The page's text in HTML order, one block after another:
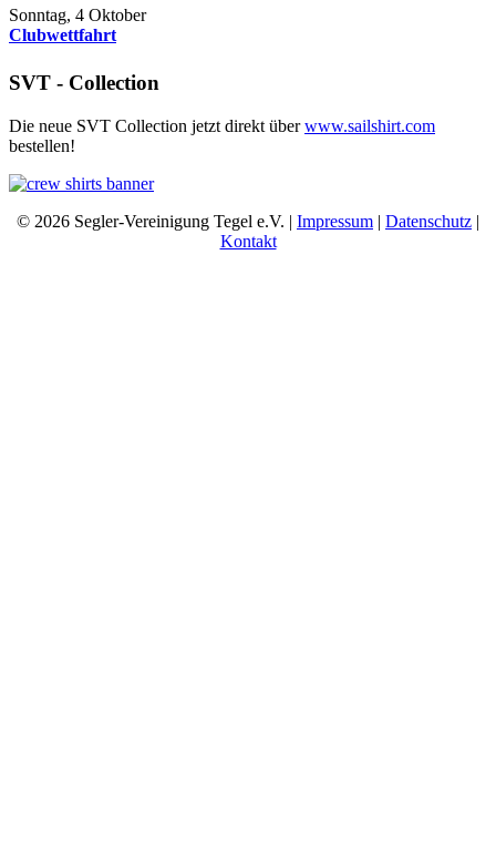
Sonntag, 4 Oktober
Clubwettfahrt
SVT - Collection
Die neue SVT Collection jetzt direkt überwww.sailshirt.com
bestellen!
© 2026 Segler-Vereinigung Tegel e.V. | Impressum | Datenschutz |
Kontakt